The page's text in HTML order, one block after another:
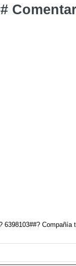
6398103##? Compañía